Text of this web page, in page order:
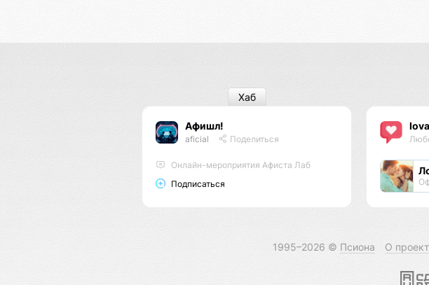
Афишл!
aficial Поделиться
Онлайн-мероприятия Афиста Лаб
Подписаться
Хаб
1995–2026 © Псиона О